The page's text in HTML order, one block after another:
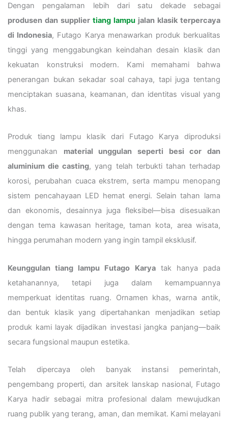
Dengan pengalaman lebih dari satu dekade sebagai
produsen dan supplier tiang lampu jalan klasik terpercaya
di Indonesia, Futago Karya menawarkan produk berkualitas
tinggi yang menggabungkan keindahan desain klasik dan
kekuatan konstruksi modern. Kami memahami bahwa
penerangan bukan sekadar soal cahaya, tapi juga tentang
menciptakan suasana, keamanan, dan identitas visual yang
khas.
Produk tiang lampu klasik dari Futago Karya diproduksi
menggunakan material unggulan seperti besi cor dan
aluminium die casting, yang telah terbukti tahan terhadap
korosi, perubahan cuaca ekstrem, serta mampu menopang
sistem pencahayaan LED hemat energi. Selain tahan lama
dan ekonomis, desainnya juga fleksibel—bisa disesuaikan
dengan tema kawasan heritage, taman kota, area wisata,
hingga perumahan modern yang ingin tampil eksklusif.
Keunggulan tiang lampu Futago Karyatak hanya pada
ketahanannya, tetapi juga dalam kemampuannya
memperkuat identitas ruang. Ornamen khas, warna antik,
dan bentuk klasik yang dipertahankan menjadikan setiap
produk kami layak dijadikan investasi jangka panjang—baik
secara fungsional maupun estetika.
Telah dipercaya oleh banyak instansi pemerintah,
pengembang properti, dan arsitek lanskap nasional, Futago
Karya hadir sebagai mitra profesional dalam mewujudkan
ruang publik yang terang, aman, dan memikat. Kami melayani